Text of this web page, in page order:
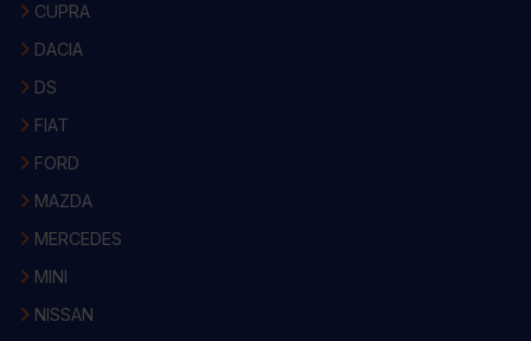
CUPRA
DACIA
DS
FIAT
FORD
MAZDA
MERCEDES
MINI
NISSAN